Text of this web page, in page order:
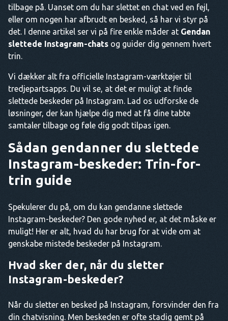
tilbage på. Uanset om du har slettet en chat ved en fejl,
eller om nogen har afbrudt en besked, så har vi styr på
det. I denne artikel ser vi på fire enkle måder at Gendan
slettede Instagram-chats og guider dig gennem hvert
trin.
Vi dækker alt fra officielle Instagram-værktøjer til
tredjepartsapps. Du vil se, at det er muligt at finde
slettede beskeder på Instagram. Lad os udforske de
løsninger, der kan hjælpe dig med at få dine tabte
samtaler tilbage og føle dig godt tilpas igen.
Sådan gendanner du slettede
Instagram-beskeder: Trin-for-
trin guide
Spekulerer du på, om du kan gendanne slettede
Instagram-beskeder? Den gode nyhed er, at det måske er
muligt! Her er alt, hvad du har brug for at vide om at
genskabe mistede beskeder på Instagram.
Hvad sker der, når du sletter
Instagram-beskeder?
Når du sletter en besked på Instagram, forsvinder den fra
din chatvisning. Men beskeden er ofte stadig gemt på